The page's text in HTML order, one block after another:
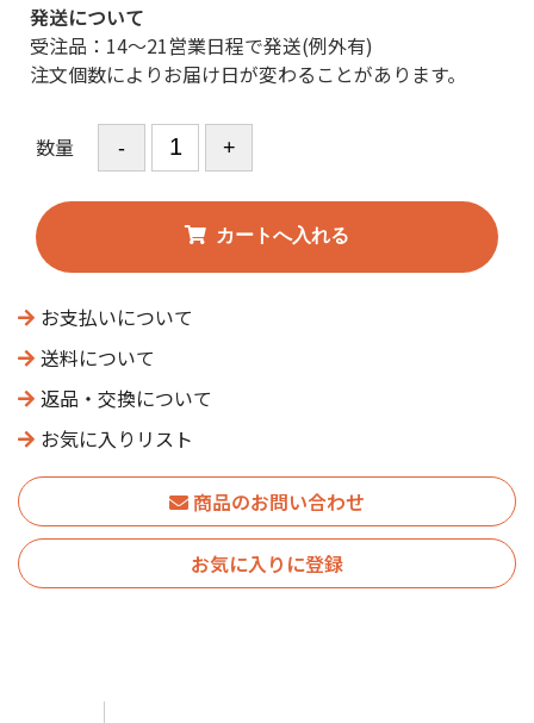
発送について
受注品：14〜21営業日程で発送(例外有)
注文個数によりお届け日が変わることがあります。
数量
お支払いについて
送料について
返品・交換について
お気に入りリスト
商品のお問い合わせ
お気に入りに登録